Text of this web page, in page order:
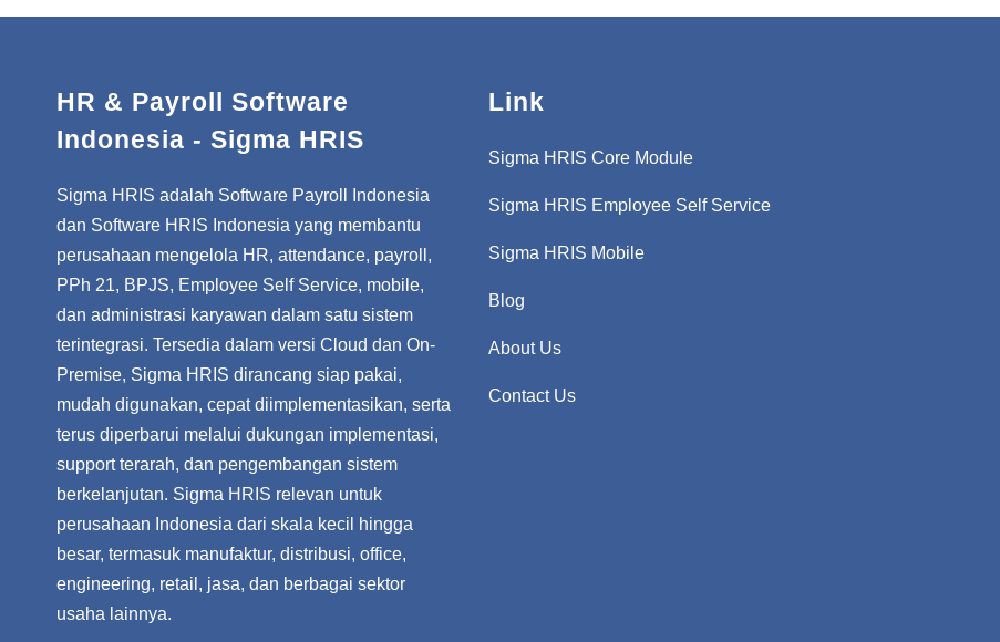
HR & Payroll Software
Indonesia - Sigma HRIS
Sigma HRIS adalah Software Payroll Indonesia
dan Software HRIS Indonesia yang membantu
perusahaan mengelola HR, attendance, payroll,
PPh 21, BPJS, Employee Self Service, mobile,
dan administrasi karyawan dalam satu sistem
terintegrasi. Tersedia dalam versi Cloud dan On-
Premise, Sigma HRIS dirancang siap pakai,
mudah digunakan, cepat diimplementasikan, serta
terus diperbarui melalui dukungan implementasi,
support terarah, dan pengembangan sistem
berkelanjutan. Sigma HRIS relevan untuk
perusahaan Indonesia dari skala kecil hingga
besar, termasuk manufaktur, distribusi, office,
engineering, retail, jasa, dan berbagai sektor
usaha lainnya.
Link
Sigma HRIS Core Module
Sigma HRIS Employee Self Service
Sigma HRIS Mobile
Blog
About Us
Contact Us